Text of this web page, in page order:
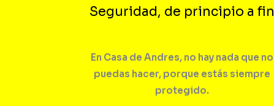
Seguridad, de principio a fin
En Casa de Andres, no hay nada que no
puedas hacer, porque estás siempre
protegido.